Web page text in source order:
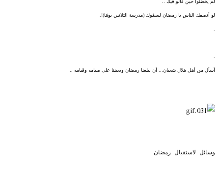
لم يخطئوا حين قالو فيك ..
لو أنصفك الناس يا رمضان لسمَّوك (مدرسة الثلاثين يومًا)!.
أسأل من أهل هلال شعبان... أن يبلغنا رمضان ويعيننا على صيامه وقيامه ..
وسائل لاستقبال رمضان